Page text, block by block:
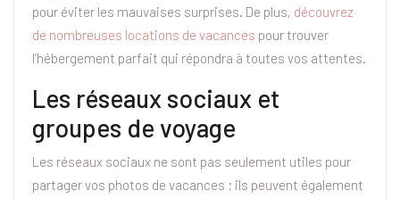
pour éviter les mauvaises surprises. De plus, découvrez
de nombreuses locations de vacances pour trouver
l’hébergement parfait qui répondra à toutes vos attentes.
Les réseaux sociaux et
groupes de voyage
Les réseaux sociaux ne sont pas seulement utiles pour
partager vos photos de vacances ; ils peuvent également